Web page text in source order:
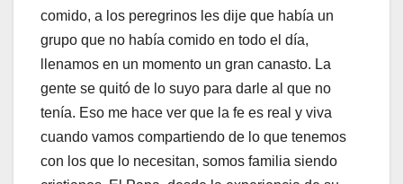
comido, a los peregrinos les dije que había un
grupo que no había comido en todo el día,
llenamos en un momento un gran canasto. La
gente se quitó de lo suyo para darle al que no
tenía. Eso me hace ver que la fe es real y viva
cuando vamos compartiendo de lo que tenemos
con los que lo necesitan, somos familia siendo